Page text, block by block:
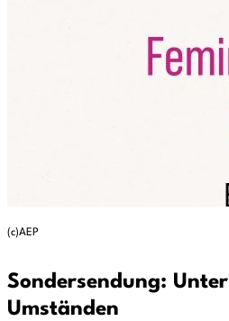
(c)AEP
Sondersendung: Unter
Umständen